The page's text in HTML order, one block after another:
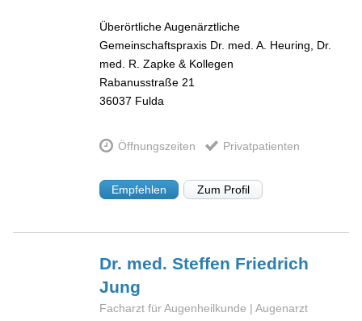
Überörtliche Augenärztliche
Gemeinschaftspraxis Dr. med. A. Heuring, Dr.
med. R. Zapke & Kollegen
Rabanusstraße 21
36037 Fulda
Öffnungszeiten Privatpatienten
Empfehlen Zum Profil
Dr. med. Steffen Friedrich
Jung
Facharzt für Augenheilkunde | Augenarzt